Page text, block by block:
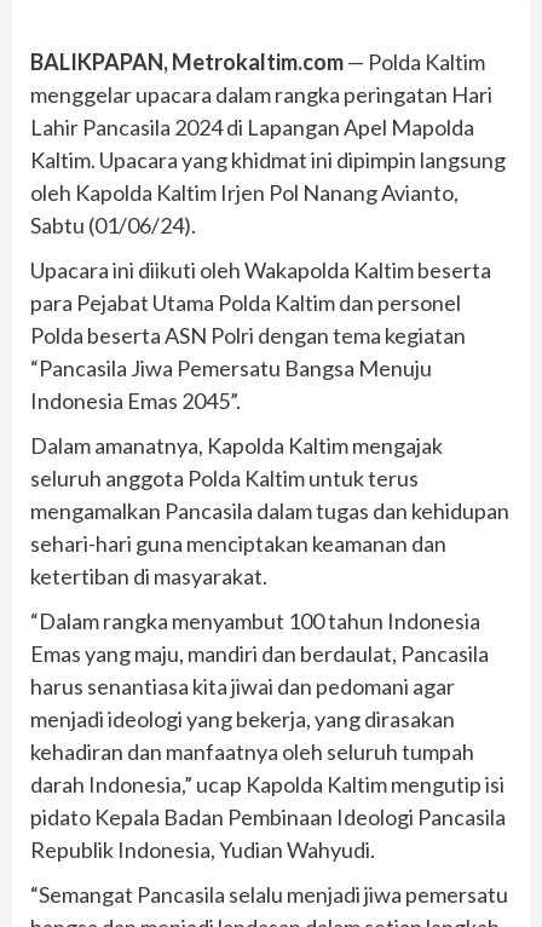
BALIKPAPAN, Metrokaltim.com— Polda Kaltim
menggelar upacara dalam rangka peringatan Hari
Lahir Pancasila 2024 di Lapangan Apel Mapolda
Kaltim. Upacara yang khidmat ini dipimpin langsung
oleh Kapolda Kaltim Irjen Pol Nanang Avianto,
Sabtu (01/06/24).
Upacara ini diikuti oleh Wakapolda Kaltim beserta
para Pejabat Utama Polda Kaltim dan personel
Polda beserta ASN Polri dengan tema kegiatan
“Pancasila Jiwa Pemersatu Bangsa Menuju
Indonesia Emas 2045”.
Dalam amanatnya, Kapolda Kaltim mengajak
seluruh anggota Polda Kaltim untuk terus
mengamalkan Pancasila dalam tugas dan kehidupan
sehari-hari guna menciptakan keamanan dan
ketertiban di masyarakat.
“Dalam rangka menyambut 100 tahun Indonesia
Emas yang maju, mandiri dan berdaulat, Pancasila
harus senantiasa kita jiwai dan pedomani agar
menjadi ideologi yang bekerja, yang dirasakan
kehadiran dan manfaatnya oleh seluruh tumpah
darah Indonesia,” ucap Kapolda Kaltim mengutip isi
pidato Kepala Badan Pembinaan Ideologi Pancasila
Republik Indonesia, Yudian Wahyudi.
“Semangat Pancasila selalu menjadi jiwa pemersatu